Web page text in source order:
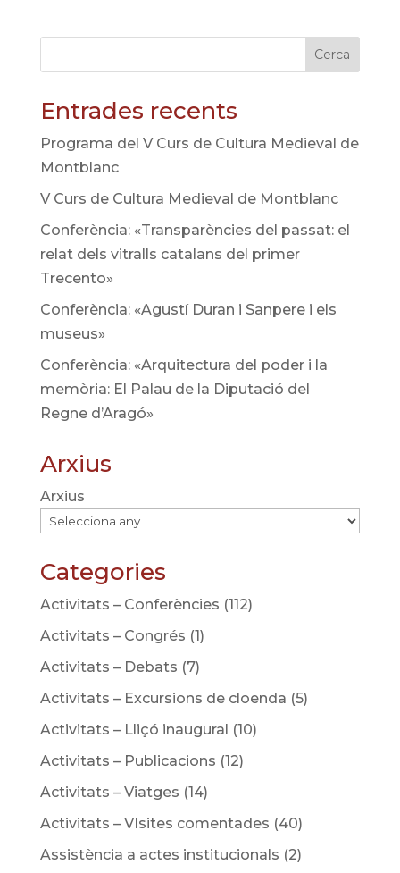
Cerca
Entrades recents
Programa del V Curs de Cultura Medieval de
Montblanc
V Curs de Cultura Medieval de Montblanc
Conferència: «Transparències del passat: el
relat dels vitralls catalans del primer
Trecento»
Conferència: «Agustí Duran i Sanpere i els
museus»
Conferència: «Arquitectura del poder i la
memòria: El Palau de la Diputació del
Regne d’Aragó»
Arxius
Arxius
Categories
Activitats – Conferències (112)
Activitats – Congrés (1)
Activitats – Debats (7)
Activitats – Excursions de cloenda (5)
Activitats – Lliçó inaugural (10)
Activitats – Publicacions (12)
Activitats – Viatges (14)
Activitats – VIsites comentades (40)
Assistència a actes institucionals (2)